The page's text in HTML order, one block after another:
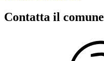
Contatta il comune